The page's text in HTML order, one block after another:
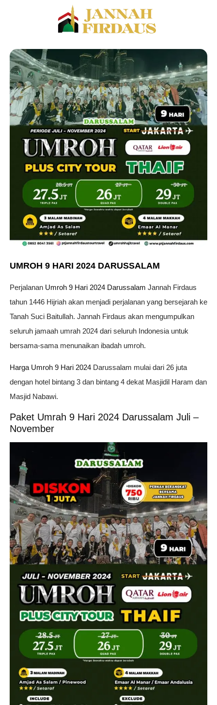
UMROH 9 HARI 2024 DARUSSALAM
Perjalanan Umroh 9 Hari 2024 Darussalam Jannah Firdaus
tahun 1446 Hijriah akan menjadi perjalanan yang bersejarah ke
Tanah Suci Baitullah. Jannah Firdaus akan mengumpulkan
seluruh jamaah umrah 2024 dari seluruh Indonesia untuk
bersama-sama menunaikan ibadah umroh.
Harga Umroh 9 Hari 2024 Darussalam mulai dari 26 juta
dengan hotel bintang 3 dan bintang 4 dekat Masjidil Haram dan
Masjid Nabawi.
Paket Umrah 9 Hari 2024 Darussalam Juli –
November